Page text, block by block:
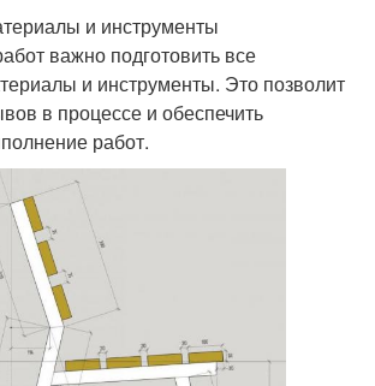
и инструменты
важно подготовить все
и инструменты. Это позволит
в процессе и обеспечить
работ.